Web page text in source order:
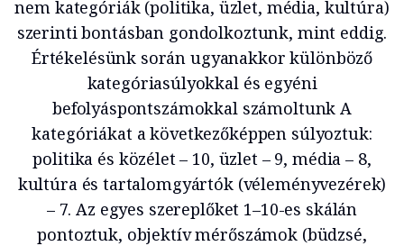
nem kategóriák (politika, üzlet, média, kultúra)
szerinti bontásban gondolkoztunk, mint eddig.
Értékelésünk során ugyanakkor különböző
kategóriasúlyokkal és egyéni
befolyáspontszámokkal számoltunk A
kategóriákat a következőképpen súlyoztuk:
politika és közélet – 10, üzlet – 9, média – 8,
kultúra és tartalomgyártók (véleményvezérek)
– 7. Az egyes szereplőket 1–10-es skálán
pontoztuk, objektív mérőszámok (büdzsé,